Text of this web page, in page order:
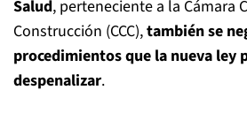
Salud, perteneciente a la Cámara
Construcción (CCC),también se
procedimientos que la nueva ley
despenalizar.